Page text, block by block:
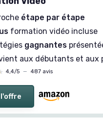
étape par étape
formation vidéo incluse
gagnantes
aux débutants et aux
4,4/5 — 487 avis